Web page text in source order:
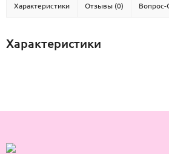
Характеристики Отзывы (0) Вопрос-
Характеристики